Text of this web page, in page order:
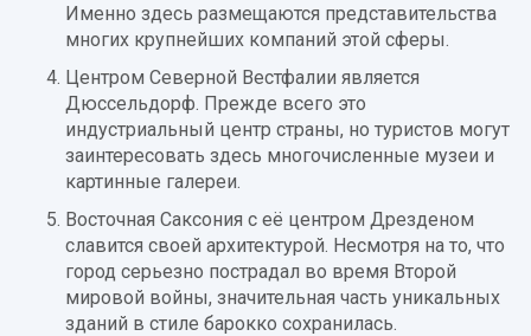
Именно здесь размещаются представительства
многих крупнейших компаний этой сферы.
Центром Северной Вестфалии является
Дюссельдорф. Прежде всего это
индустриальный центр страны, но туристов могут
заинтересовать здесь многочисленные музеи и
картинные галереи.
Восточная Саксония с её центром Дрезденом
славится своей архитектурой. Несмотря на то, что
город серьезно пострадал во время Второй
мировой войны, значительная часть уникальных
зданий в стиле барокко сохранилась.